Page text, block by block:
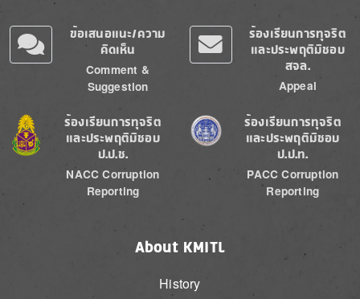
ข้อเสนอแนะ/ความ
คิดเห็น
Comment &
Suggestion
ร้องเรียนการทุจริต
และประพฤติมิชอบ
สจล.
Appeal
Image
ร้องเรียนการทุจริต
และประพฤติมิชอบ
ป.ป.ช.
NACC Corruption
Reporting
Image
ร้องเรียนการทุจริต
และประพฤติมิชอบ
ป.ป.ท.
PACC Corruption
Reporting
About KMITL
History